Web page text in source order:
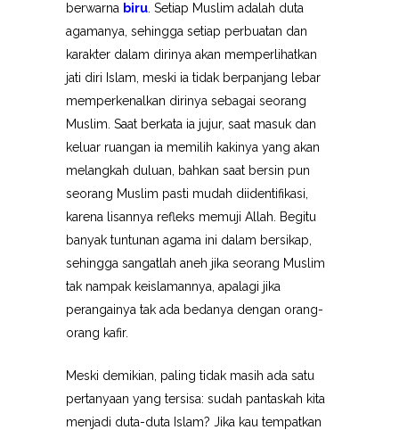
berwarna biru . Setiap Muslim adalah duta
agamanya, sehingga setiap perbuatan dan
karakter dalam dirinya akan memperlihatkan
jati diri Islam, meski ia tidak berpanjang lebar
memperkenalkan dirinya sebagai seorang
Muslim. Saat berkata ia jujur, saat masuk dan
keluar ruangan ia memilih kakinya yang akan
melangkah duluan, bahkan saat bersin pun
seorang Muslim pasti mudah diidentifikasi,
karena lisannya refleks memuji Allah. Begitu
banyak tuntunan agama ini dalam bersikap,
sehingga sangatlah aneh jika seorang Muslim
tak nampak keislamannya, apalagi jika
perangainya tak ada bedanya dengan orang-
orang kafir.
Meski demikian, paling tidak masih ada satu
pertanyaan yang tersisa: sudah pantaskah kita
menjadi duta-duta Islam? Jika kau tempatkan